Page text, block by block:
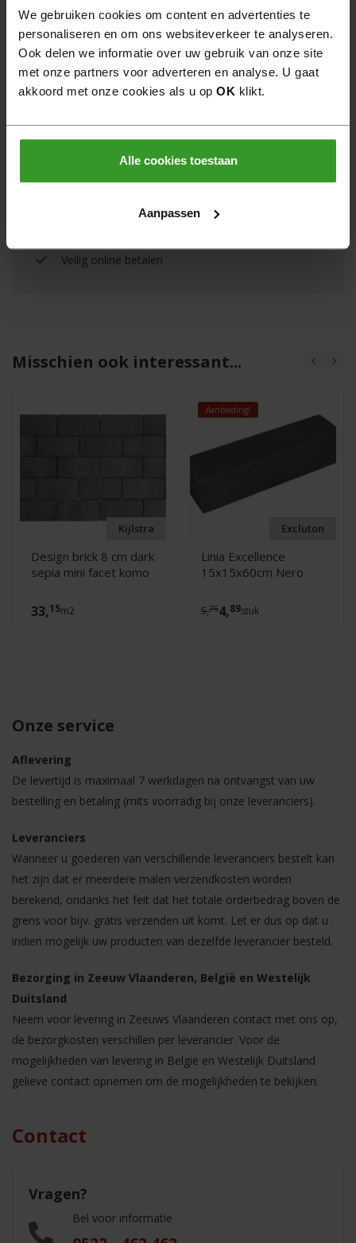
We gebruiken cookies om content en advertenties te
personaliseren en om ons websiteverkeer te analyseren.
Ook delen we informatie over uw gebruik van onze site
met onze partners voor adverteren en analyse. U gaat
akkoord met onze cookies als u op OK klikt.
Alle cookies toestaan
Aanpassen
Hulp nodig?
Wij helpen u graag persoonlijk verder.
contact
Bel 0522 - 462 462
Gratis verzending boven €950,- goederenwaarde
van één leverancier
Veilig online betalen
Misschien ook interessant...
Kijlstra
Design brick 8 cm dark
sepia mini facet komo
33,15m2
Excluton
Aanbieding!
Linia Excellence
15x15x60cm Nero
5,754,89stuk
Onze service
Aflevering
De levertijd is maximaal 7 werkdagen na ontvangst van uw
bestelling en betaling (mits voorradig bij onze leveranciers).
Leveranciers
Wanneer u goederen van verschillende leveranciers bestelt kan
het zijn dat er meerdere malen verzendkosten worden
berekend, ondanks het feit dat het totale orderbedrag boven de
grens voor bijv. gratis verzenden uit komt. Let er dus op dat u
indien mogelijk uw producten van dezelfde leverancier besteld.
Bezorging in Zeeuw Vlaanderen, België en Westelijk
Duitsland
Neem voor levering in Zeeuws Vlaanderen contact met ons op,
de bezorgkosten verschillen per leverancier. Voor de
mogelijkheden van levering in België en Westelijk Duitsland
gelieve contact opnemen om de mogelijkheden te bekijken.
Contact
Vragen?
Bel voor informatie